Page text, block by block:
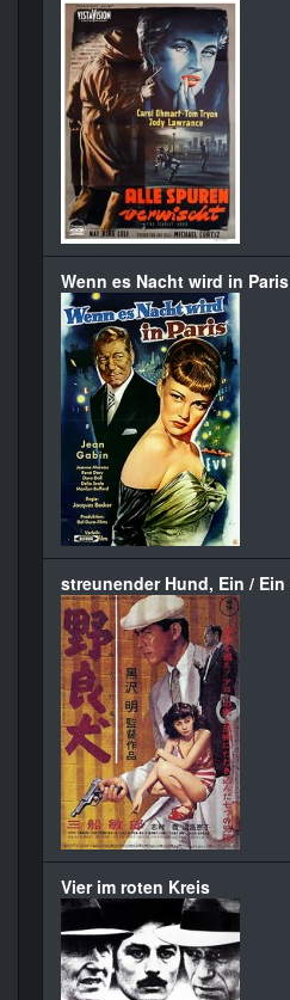
Wenn es Nacht wird in Paris
streunender Hund, Ein /
Vier im roten Kreis